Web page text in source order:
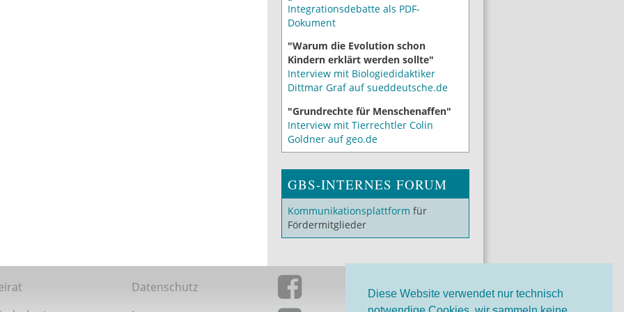
Diese Website verwendet nur technisch
Integrationsdebatte als PDF-
Dokument
"Warum die Evolution schon
Kindern erklärt werden sollte"
Interview mit Biologiedidaktiker
Dittmar Graf auf sueddeutsche.de
"Grundrechte für Menschenaffen"
Interview mit Tierrechtler Colin
Goldner auf geo.de
GBS-INTERNES FORUM
Kommunikationsplattform für
Fördermitglieder
Datenschutz